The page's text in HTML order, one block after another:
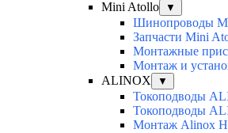
Mini Atollo
▼
Шинопроводы
Запчасти Mini
Монтажные
Монтаж и
ALINOX
▼
Токоподводы
Токоподводы
Монтаж Alinox